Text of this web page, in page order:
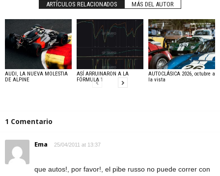
ARTÍCULOS RELACIONADOS MÁS DEL AUTOR
AUDI, LA NUEVA MOLESTIA
DE ALPINE
ASÍ ARRUINARON A LA
FÓRMULA 1
AUTOCLÁSICA 2026, octubre a
la vista
1 Comentario
Ema 25/04/2011 at 13:37
que autos!, por favor!, el pibe russo no puede correr con